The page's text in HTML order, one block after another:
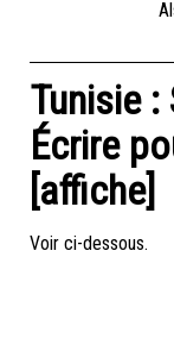
Tunisie :
Écrire
[affiche]
Voir ci-dessous.